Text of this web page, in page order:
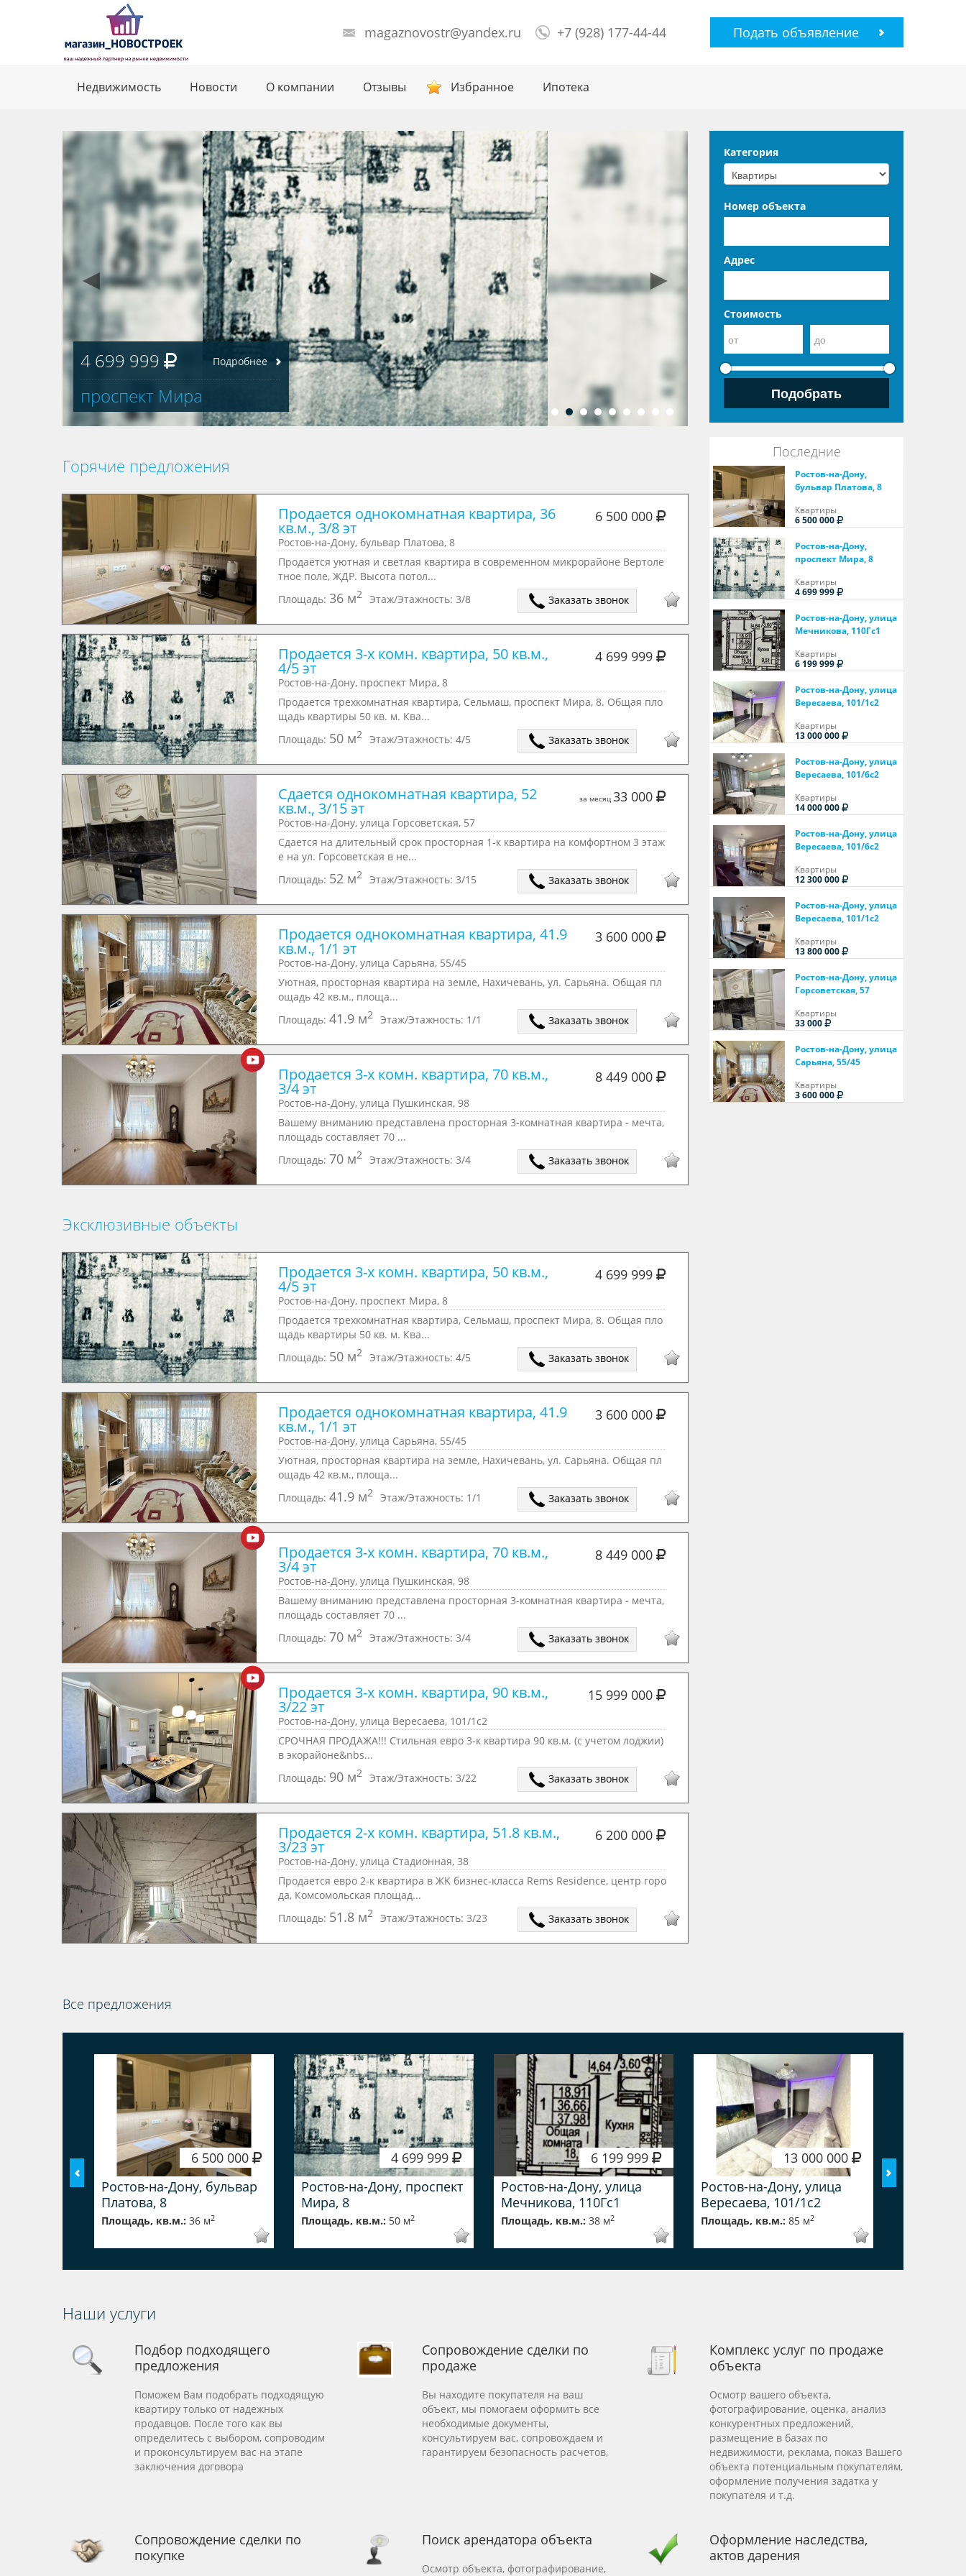
magaznovostr@yandex.ru +7 (928) 177-44-44 Подать объявление
Недвижимость Новости О компании Отзывы Избранное Ипотека
◄
6 199 999 Подробнее
улица Мечникова
33 000 Подробнее
улица Горсоветская
►
Категория
Номер объекта
Адрес
Стоимость
Горячие предложения
Продается однокомнатная квартира, 36
кв.м., 3/8 эт
6 500 000
Ростов-на-Дону, бульвар Платова, 8
Продаётся уютная и светлая квартира в современном микрорайоне Вертоле
тное поле, ЖДР. Высота потол...
Площадь: 36 м2 Этаж/Этажность: 3/8 Заказать звонок
Продается 3-х комн. квартира, 50 кв.м.,
4/5 эт
4 699 999
Ростов-на-Дону, проспект Мира, 8
Продается трехкомнатная квартира, Сельмаш, проспект Мира, 8. Общая пло
щадь квартиры 50 кв. м. Ква...
Площадь: 50 м2 Этаж/Этажность: 4/5 Заказать звонок
Сдается однокомнатная квартира, 52
кв.м., 3/15 эт за месяц 33 000
Ростов-на-Дону, улица Горсоветская, 57
Сдается на длительный срок просторная 1-к квартира на комфортном 3 этаж
е на ул. Горсоветская в не...
Площадь: 52 м2 Этаж/Этажность: 3/15 Заказать звонок
Продается однокомнатная квартира, 41.9
кв.м., 1/1 эт
3 600 000
Ростов-на-Дону, улица Сарьяна, 55/45
Уютная, просторная квартира на земле, Нахичевань, ул. Сарьяна. Общая пл
ощадь 42 кв.м., площа...
Площадь: 41.9 м2 Этаж/Этажность: 1/1 Заказать звонок
Продается 3-х комн. квартира, 70 кв.м.,
3/4 эт
8 449 000
Ростов-на-Дону, улица Пушкинская, 98
Вашему вниманию представлена просторная 3-комнатная квартира - мечта,
площадь составляет 70 ...
Площадь: 70 м2 Этаж/Этажность: 3/4 Заказать звонок
Эксклюзивные объекты
Продается 3-х комн. квартира, 50 кв.м.,
4/5 эт
4 699 999
Ростов-на-Дону, проспект Мира, 8
Продается трехкомнатная квартира, Сельмаш, проспект Мира, 8. Общая пло
щадь квартиры 50 кв. м. Ква...
Площадь: 50 м2 Этаж/Этажность: 4/5 Заказать звонок
Продается однокомнатная квартира, 41.9
кв.м., 1/1 эт
3 600 000
Ростов-на-Дону, улица Сарьяна, 55/45
Уютная, просторная квартира на земле, Нахичевань, ул. Сарьяна. Общая пл
ощадь 42 кв.м., площа...
Площадь: 41.9 м2 Этаж/Этажность: 1/1 Заказать звонок
Продается 3-х комн. квартира, 70 кв.м.,
3/4 эт
8 449 000
Ростов-на-Дону, улица Пушкинская, 98
Вашему вниманию представлена просторная 3-комнатная квартира - мечта,
площадь составляет 70 ...
Площадь: 70 м2 Этаж/Этажность: 3/4 Заказать звонок
Продается 3-х комн. квартира, 90 кв.м.,
3/22 эт
15 999 000
Ростов-на-Дону, улица Вересаева, 101/1с2
СРОЧНАЯ ПРОДАЖА!!! Стильная евро 3-к квартира 90 кв.м. (с учетом лоджии)
в экорайоне&nbs...
Площадь: 90 м2 Этаж/Этажность: 3/22 Заказать звонок
Продается 2-х комн. квартира, 51.8 кв.м.,
3/23 эт
6 200 000
Ростов-на-Дону, улица Стадионная, 38
Пpoдаетcя евро 2-к квартиpа в ЖK бизнеc-клаcса Rems Rеsidеnce, цeнтp гoро
да, Кoмcомoльcкaя плoщад...
Площадь: 51.8 м2 Этаж/Этажность: 3/23 Заказать звонок
Последние
Ростов-на-Дону,
бульвар Платова, 8
Квартиры
6 500 000
Ростов-на-Дону,
проспект Мира, 8
Квартиры
4 699 999
Ростов-на-Дону, улица
Мечникова, 110Гс1
Квартиры
6 199 999
Ростов-на-Дону, улица
Вересаева, 101/1с2
Квартиры
13 000 000
Ростов-на-Дону, улица
Вересаева, 101/6с2
Квартиры
14 000 000
Ростов-на-Дону, улица
Вересаева, 101/6с2
Квартиры
12 300 000
Ростов-на-Дону, улица
Вересаева, 101/1с2
Квартиры
13 800 000
Ростов-на-Дону, улица
Горсоветская, 57
Квартиры
33 000
Ростов-на-Дону, улица
Сарьяна, 55/45
Квартиры
3 600 000
Все предложения
Ростов-на-Дону, бульвар
Платова, 8
6 500 000
Площадь, кв.м.: 36 м2
Ростов-на-Дону, проспект
Мира, 8
4 699 999
Площадь, кв.м.: 50 м2
Ростов-на-Дону, улица
Мечникова, 110Гс1
6 199 999
Площадь, кв.м.: 38 м2
Ростов-на-Дону, улица
Вересаева, 101/1с2
13 000 000
Площадь, кв.м.: 85 м2
Наши услуги
Подбор подходящего
предложения
Поможем Вам подобрать подходящую
квартиру только от надежных
продавцов. После того как вы
определитесь с выбором, сопроводим
и проконсультируем вас на этапе
заключения договора
Сопровождение сделки по
продаже
Вы находите покупателя на ваш
объект, мы помогаем оформить все
необходимые документы,
консультируем вас, сопровождаем и
гарантируем безопасность расчетов,
Комплекс услуг по продаже
объекта
Осмотр вашего объекта,
фотографирование, оценка, анализ
конкурентных предложений,
размещение в базах по
недвижимости, реклама, показ Вашего
объекта потенциальным покупателям,
оформление получения задатка у
покупателя и т.д.
Сопровождение сделки по
покупке
Поиск арендатора объекта
Осмотр объекта, фотографирование,
Оформление наследства,
актов дарения